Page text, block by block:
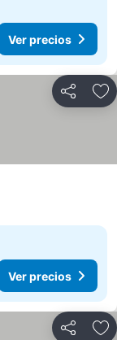
Ver precios
Compartir
Ver precios
Compartir